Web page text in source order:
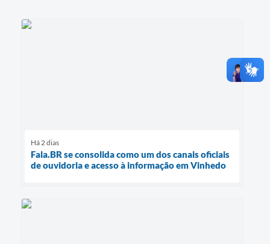
Há 2 dias
Fala.BR se consolida como um dos canais oficiais
de ouvidoria e acesso à informação em Vinhedo